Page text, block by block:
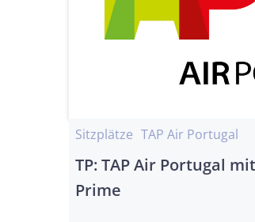
Sitzplätze TAP Air Portugal
TP: TAP Air Portugal
Prime